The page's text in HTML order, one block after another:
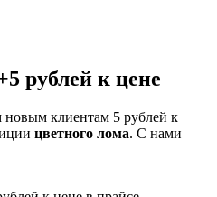
рублей к цене
новым клиентам 5 рублей к
цветного лома. С нами